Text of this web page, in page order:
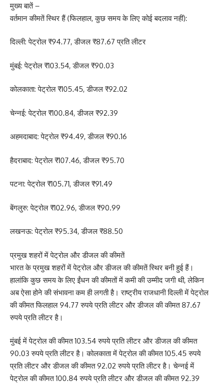
मुख्य बातें –
वर्तमान कीमतें स्थिर हैं (फिलहाल, कुछ समय के लिए कोई बदलाव नहीं):
दिल्ली: पेट्रोल ₹94.77, डीजल ₹87.67 प्रति लीटर
मुंबई: पेट्रोल ₹103.54, डीजल ₹90.03
कोलकाता: पेट्रोल ₹105.45, डीजल ₹92.02
चेन्नई: पेट्रोल ₹100.84, डीजल ₹92.39
अहमदाबाद: पेट्रोल ₹94.49, डीजल ₹90.16
हैदराबाद: पेट्रोल ₹107.46, डीजल ₹95.70
पटना: पेट्रोल ₹105.71, डीजल ₹91.49
बेंगलुरु: पेट्रोल ₹102.96, डीजल ₹90.99
लखनऊ: पेट्रोल ₹95.34, डीजल ₹88.50
प्रमुख शहरों में पेट्रोल और डीजल की कीमतें
भारत के प्रमुख शहरों में पेट्रोल और डीजल की कीमतें स्थिर बनी हुई हैं।
हालांकि कुछ समय के लिए ईंधन की कीमतों में कमी की उम्मीद जगी थी, लेकिन
अब ऐसा होने की संभावना कम ही लगती है। राष्ट्रीय राजधानी दिल्ली में पेट्रोल
की कीमत फिलहाल 94.77 रुपये प्रति लीटर और डीजल की कीमत 87.67
रुपये प्रति लीटर है।
मुंबई में पेट्रोल की कीमत 103.54 रुपये प्रति लीटर और डीजल की कीमत
90.03 रुपये प्रति लीटर है। कोलकाता में पेट्रोल की कीमत 105.45 रुपये
प्रति लीटर और डीजल की कीमत 92.02 रुपये प्रति लीटर है। चेन्नई में
पेट्रोल की कीमत 100.84 रुपये प्रति लीटर और डीजल की कीमत 92.39